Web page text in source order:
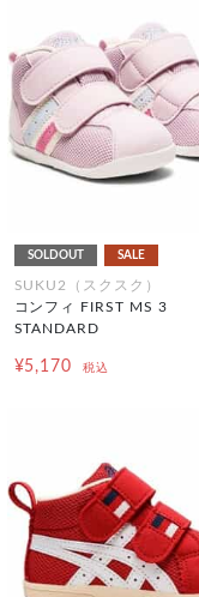
SOLDOUT SALE
SUKU2（スクスク）
コンフィ FIRST MS 3
STANDARD
¥5,170 税込